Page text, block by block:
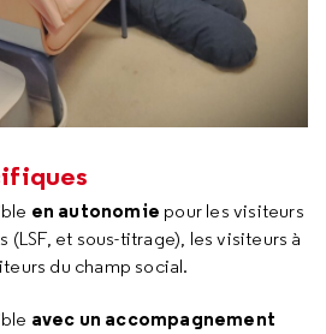
en autonomie pour les visiteurs
(LSF, et sous-titrage), les visiteurs à
du champ social.
avec un accompagnement